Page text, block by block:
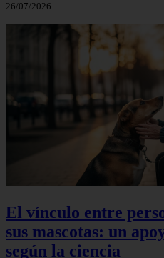
26/07/2026
El vínculo entre
sus mascotas: un
según la ciencia